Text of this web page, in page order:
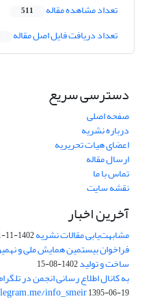
تعداد مشاهده مقاله 511
تعداد دریافت فایل اصل مقاله
دسترسی سریع
صفحه اصلی
درباره نشریه
اعضای هیات تحریریه
ارسال مقاله
تماس با ما
نقشه سایت
آخرین اخبار
مشابهت‌یابی مقالات نشریه1402-11-01
فراخوان بیستمین همایش ملی و
ساخت و تولید1402-08-15
به کانال اطلاع رسانی انجمن در
info_smeir1395-06-19